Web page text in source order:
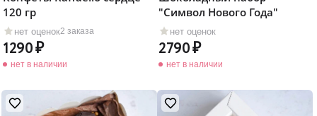
нет оценок2 заказа
120 гр
1290
нет в наличии
нет оценок
"Символ Нового Года"
2790
нет в наличии